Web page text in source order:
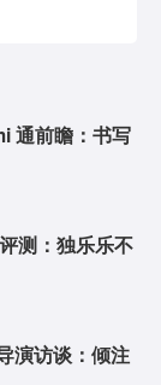
通前瞻：书写
测：独乐乐不
演访谈：倾注